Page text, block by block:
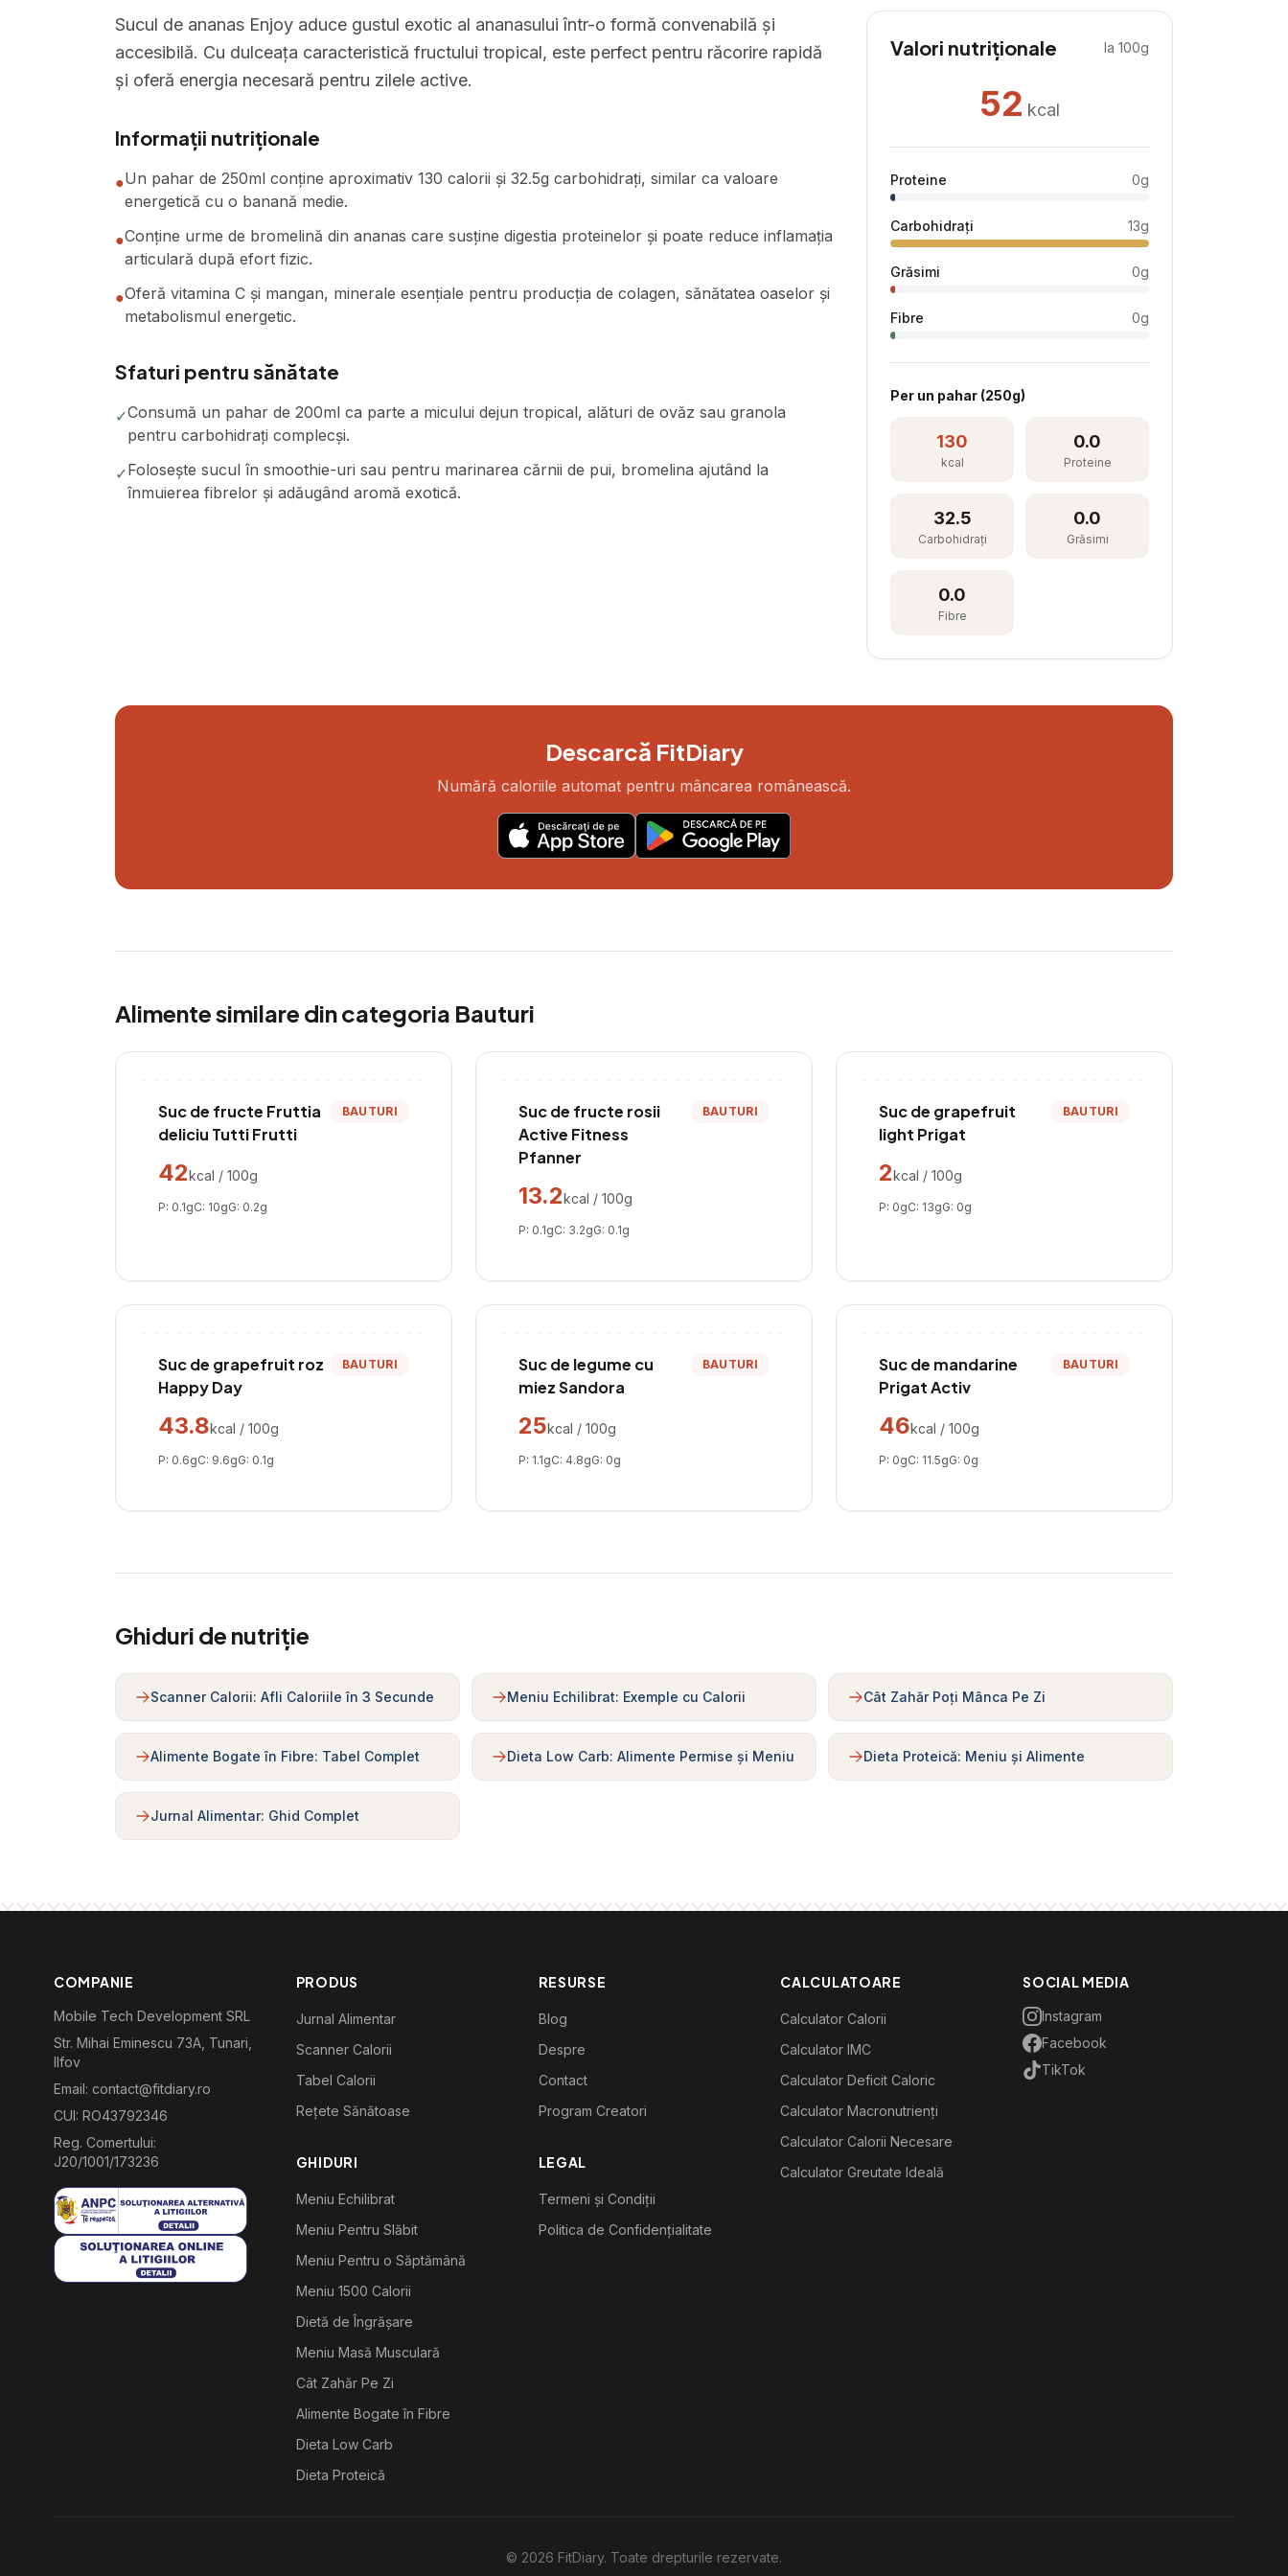
Sucul de ananas Enjoy aduce gustul exotic al ananasului într-o formă convenabilă și
accesibilă. Cu dulceața caracteristică fructului tropical, este perfect pentru răcorire rapidă
și oferă energia necesară pentru zilele active.
Informații nutriționale
●Un pahar de 250ml conține aproximativ 130 calorii și 32.5g carbohidrați, similar ca valoare
energetică cu o banană medie.
●Conține urme de bromelină din ananas care susține digestia proteinelor și poate reduce inflamația
articulară după efort fizic.
●Oferă vitamina C și mangan, minerale esențiale pentru producția de colagen, sănătatea oaselor și
metabolismul energetic.
Sfaturi pentru sănătate
✓Consumă un pahar de 200ml ca parte a micului dejun tropical, alături de ovăz sau granola
pentru carbohidrați complecși.
✓Folosește sucul în smoothie-uri sau pentru marinarea cărnii de pui, bromelina ajutând la
înmuierea fibrelor și adăugând aromă exotică.
Valori nutriționale la 100g
52 kcal
Proteine 0g
Carbohidrați 13g
Grăsimi 0g
Fibre 0g
Per un pahar (250g)
130
kcal
0.0
Proteine
32.5
Carbohidrați
0.0
Grăsimi
0.0
Fibre
Descarcă FitDiary
Numără caloriile automat pentru mâncarea românească.
Alimente similare din categoria Bauturi
Suc de fructe Fruttia
deliciu Tutti Frutti
BAUTURI
42kcal / 100g
P: 0.1gC: 10gG: 0.2g
Suc de fructe rosii
Active Fitness
Pfanner
BAUTURI
13.2kcal / 100g
P: 0.1gC: 3.2gG: 0.1g
Suc de grapefruit
light Prigat
BAUTURI
2kcal / 100g
P: 0gC: 13gG: 0g
Suc de grapefruit roz
Happy Day
BAUTURI
43.8kcal / 100g
P: 0.6gC: 9.6gG: 0.1g
Suc de legume cu
miez Sandora
BAUTURI
25kcal / 100g
P: 1.1gC: 4.8gG: 0g
Suc de mandarine
Prigat Activ
BAUTURI
46kcal / 100g
P: 0gC: 11.5gG: 0g
Ghiduri de nutriție
Scanner Calorii: Afli Caloriile în 3 Secunde Meniu Echilibrat: Exemple cu Calorii Cât Zahăr Poți Mânca Pe Zi
Alimente Bogate în Fibre: Tabel Complet Dieta Low Carb: Alimente Permise și Meniu Dieta Proteică: Meniu și Alimente
Jurnal Alimentar: Ghid Complet
COMPANIE
Mobile Tech Development SRL
Str. Mihai Eminescu 73A, Tunari,
Ilfov
Email: contact@fitdiary.ro
CUI: RO43792346
Reg. Comertului:
J20/1001/173236
PRODUS
Jurnal Alimentar
Scanner Calorii
Tabel Calorii
Rețete Sănătoase
GHIDURI
Meniu Echilibrat
Meniu Pentru Slăbit
Meniu Pentru o Săptămână
Meniu 1500 Calorii
Dietă de Îngrășare
Meniu Masă Musculară
Cât Zahăr Pe Zi
Alimente Bogate în Fibre
Dieta Low Carb
Dieta Proteică
RESURSE
Blog
Despre
Contact
Program Creatori
LEGAL
Termeni și Condiții
Politica de Confidențialitate
CALCULATOARE
Calculator Calorii
Calculator IMC
Calculator Deficit Caloric
Calculator Macronutrienți
Calculator Calorii Necesare
Calculator Greutate Ideală
SOCIAL MEDIA
Instagram
Facebook
TikTok
© 2026 FitDiary. Toate drepturile rezervate.